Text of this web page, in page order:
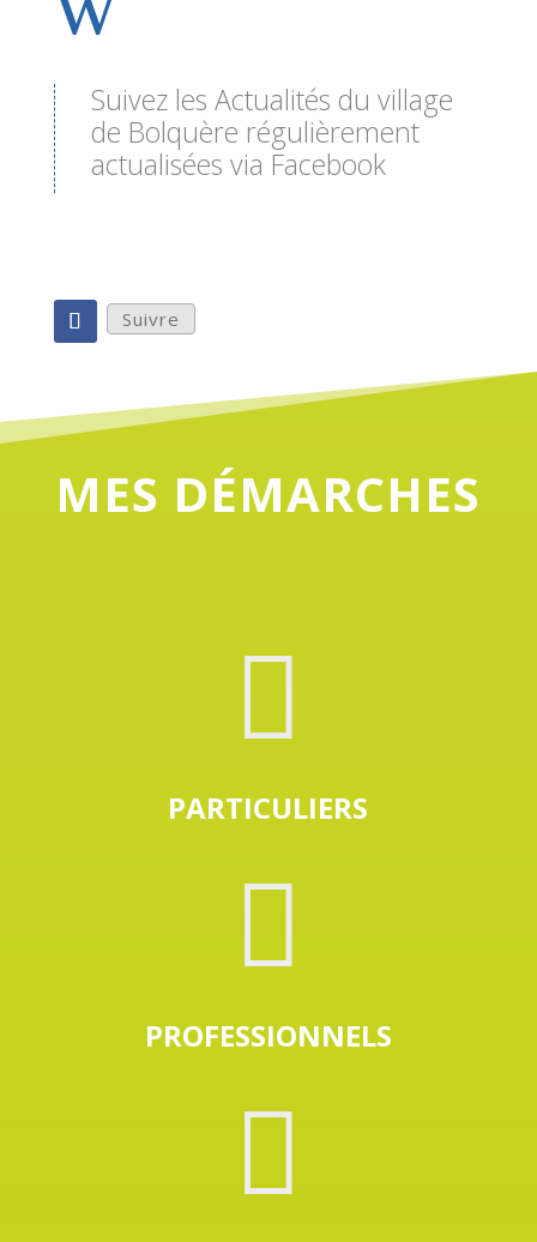
Suivez les Actualités du village
de Bolquère régulièrement
actualisées via Facebook
Suivre
MES DÉMARCHES

PARTICULIERS

PROFESSIONNELS
